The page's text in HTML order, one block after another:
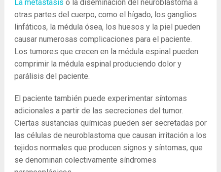
La metástasis o la diseminación del neuroblastoma a
otras partes del cuerpo, como el hígado, los ganglios
linfáticos, la médula ósea, los huesos y la piel pueden
causar numerosas complicaciones para el paciente.
Los tumores que crecen en la médula espinal pueden
comprimir la médula espinal produciendo dolor y
parálisis del paciente.
El paciente también puede experimentar síntomas
adicionales a partir de las secreciones del tumor.
Ciertas sustancias químicas pueden ser secretadas por
las células de neuroblastoma que causan irritación a los
tejidos normales que producen signos y síntomas, que
se denominan colectivamente síndromes